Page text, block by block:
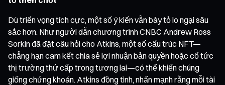
Dù triển vọng tích cực, một số ý kiến vẫn bày tỏ lo ngại sâu
sắc hơn. Như người dẫn chương trình CNBC Andrew Ross
Sorkin đã đặt câu hỏi cho Atkins, một số cấu trúc NFT—
chẳng hạn cam kết chia sẻ lợi nhuận bản quyền hoặc cổ tức
thị trường thứ cấp trong tương lai—có thể khiến chúng
giống chứng khoán. Atkins đồng tình, nhấn mạnh rằng mỗi tài